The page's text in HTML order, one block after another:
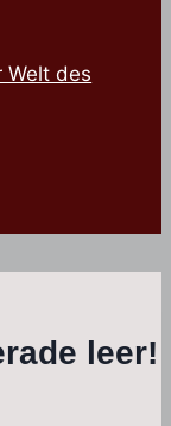
Welt des
leer!